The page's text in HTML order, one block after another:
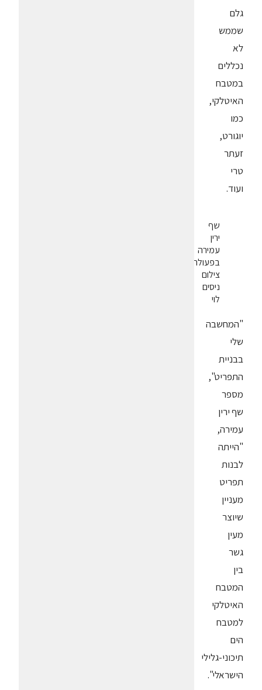
גלם
שממש
לא
נכללים
במטבח
האיטלקי,
כמו
יוגורט,
זעתר
טרי
ועוד.
שף
ירין
עמירה
בפעולה.
צילום
ניסים
לוי
"המחשבה
שלי
בבניית
התפריט",
מספר
שף ירין
עמירה,
"הייתה
לבנות
תפריט
מעניין
שיוצר
מעין
גשר
בין
המטבח
האיטלקי
למטבח
הים
תיכוני-גלילי
הישראלי".